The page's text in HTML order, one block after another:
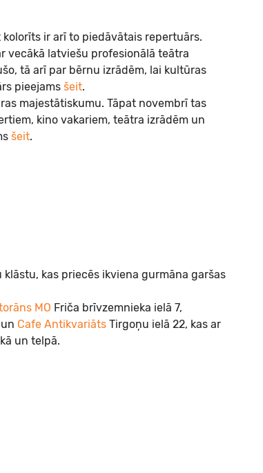
ir arī to piedāvātais repertuārs.
vecākā latviešu profesionālā teātra
tā arī par bērnu izrādēm, lai kultūras
pieejams šeit.
majestātiskumu. Tāpat novembrī tas
kino vakariem, teātra izrādēm un
šeit.
kas priecēs ikviena gurmāna garšas
MO Friča brīvzemnieka ielā 7,
Cafe Antikvariāts Tirgoņu ielā 22, kas ar
un telpā.